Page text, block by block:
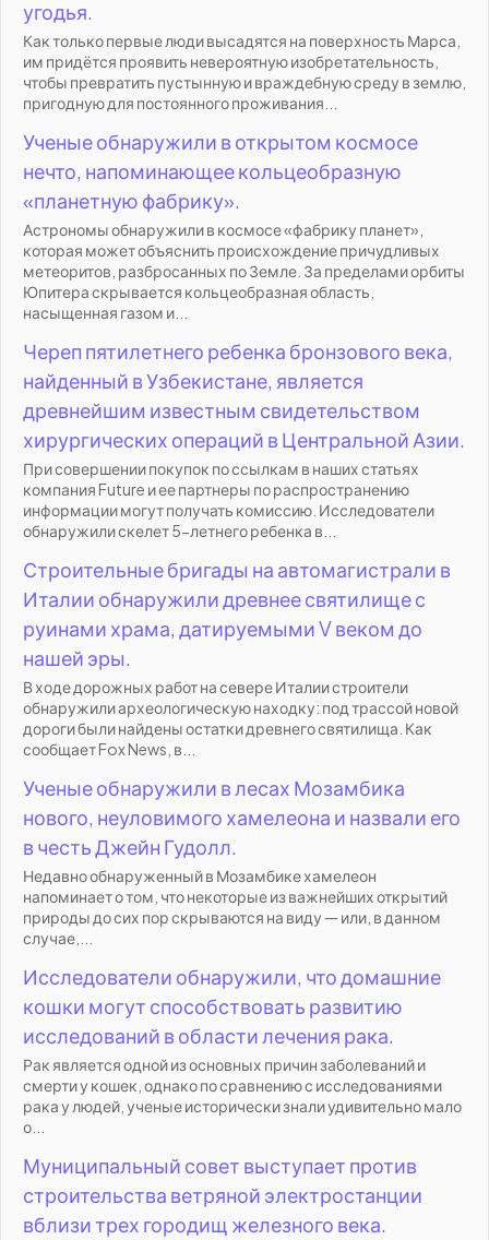
угодья.
Как только первые люди высадятся на поверхность Марса,
им придётся проявить невероятную изобретательность,
чтобы превратить пустынную и враждебную среду в землю,
пригодную для постоянного проживания...
Ученые обнаружили в открытом космосе
нечто, напоминающее кольцеобразную
«планетную фабрику».
Астрономы обнаружили в космосе «фабрику планет»,
которая может объяснить происхождение причудливых
метеоритов, разбросанных по Земле. За пределами орбиты
Юпитера скрывается кольцеобразная область,
насыщенная газом и...
Череп пятилетнего ребенка бронзового века,
найденный в Узбекистане, является
древнейшим известным свидетельством
хирургических операций в Центральной Азии.
При совершении покупок по ссылкам в наших статьях
компания Future и ее партнеры по распространению
информации могут получать комиссию. Исследователи
обнаружили скелет 5-летнего ребенка в...
Строительные бригады на автомагистрали в
Италии обнаружили древнее святилище с
руинами храма, датируемыми V веком до
нашей эры.
В ходе дорожных работ на севере Италии строители
обнаружили археологическую находку: под трассой новой
дороги были найдены остатки древнего святилища. Как
сообщает Fox News, в...
Ученые обнаружили в лесах Мозамбика
нового, неуловимого хамелеона и назвали его
в честь Джейн Гудолл.
Недавно обнаруженный в Мозамбике хамелеон
напоминает о том, что некоторые из важнейших открытий
природы до сих пор скрываются на виду — или, в данном
случае,...
Исследователи обнаружили, что домашние
кошки могут способствовать развитию
исследований в области лечения рака.
Рак является одной из основных причин заболеваний и
смерти у кошек, однако по сравнению с исследованиями
рака у людей, ученые исторически знали удивительно мало
о...
Муниципальный совет выступает против
строительства ветряной электростанции
вблизи трех городищ железного века.